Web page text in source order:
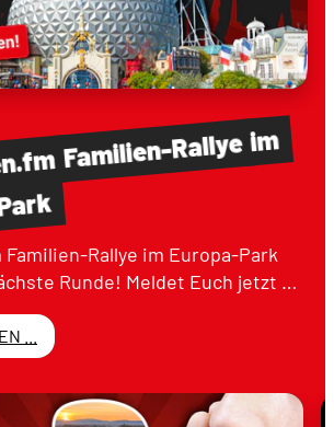
Familien-Rallyeim
Familien-Rallye im Europa-Park
Runde! Meldet Euch jetzt …
...